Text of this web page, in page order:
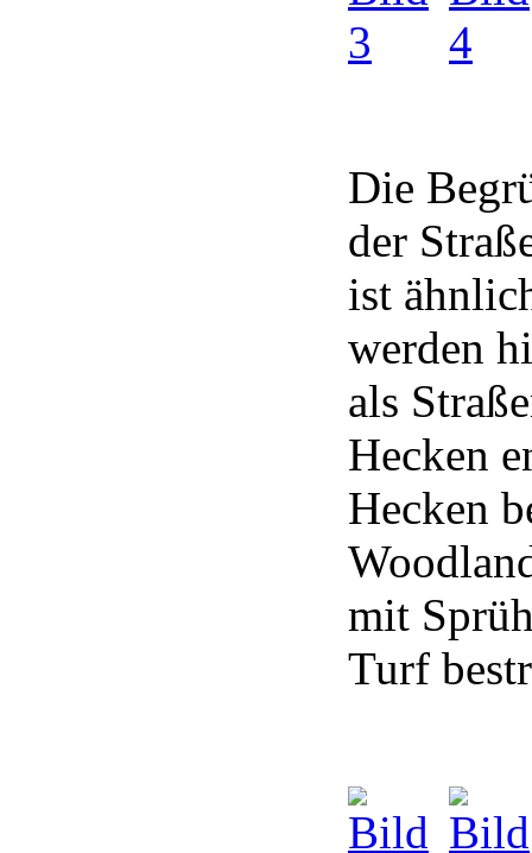
Die
der
ist
werden
als
Hecken
Hecken
mit
Turf